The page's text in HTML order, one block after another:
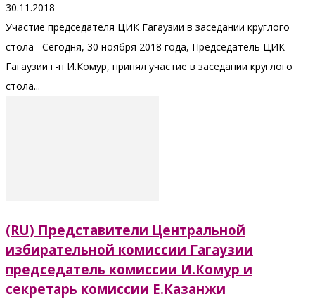
30.11.2018
Участие председателя ЦИК Гагаузии в заседании круглого
стола Сегодня, 30 ноября 2018 года, Председатель ЦИК
Гагаузии г-н И.Комур, принял участие в заседании круглого
стола...
(RU) Представители Центральной
избирательной комиссии Гагаузии
председатель комиссии И.Комур и
секретарь комиссии Е.Казанжи